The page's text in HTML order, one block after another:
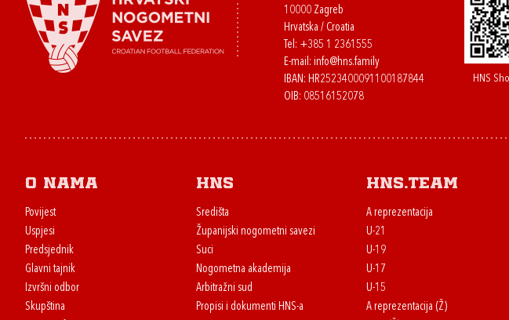
10000 Zagreb
Hrvatska / Croatia
Tel: +385 1 2361555
E-mail: info@hns.family
IBAN: HR2523400091100187844
OIB: 08516152078
HNS
O nama
Povijest
Uspjesi
Predsjednik
Glavni tajnik
Izvršni odbor
Skupština
HNS
Središta
Županijski nogometni savezi
Suci
Nogometna akademija
Arbitražni sud
Propisi i dokumenti HNS-a
HNS.team
A reprezentacija
U-21
U-19
U-17
U-15
A reprezentacija (Ž)